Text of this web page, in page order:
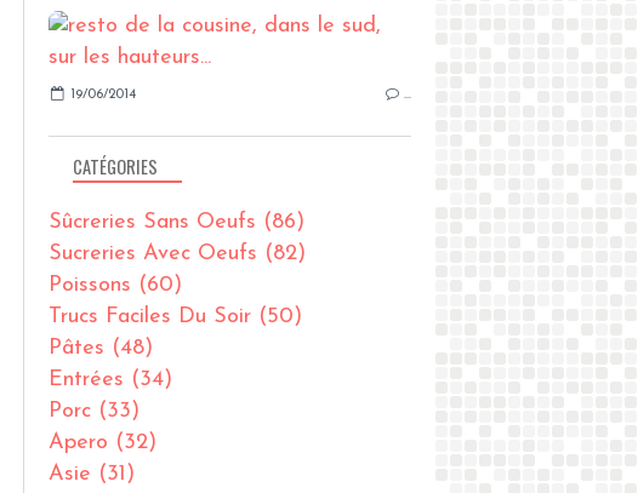
19/06/2014 …
CATÉGORIES
Sûcreries Sans Oeufs (86)
Sucreries Avec Oeufs (82)
Poissons (60)
Trucs Faciles Du Soir (50)
Pâtes (48)
Entrées (34)
Porc (33)
Apero (32)
Asie (31)